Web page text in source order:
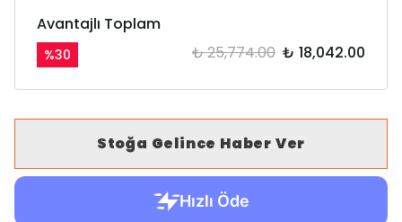
Avantajlı Toplam
%30 ₺ 25,774.00 ₺ 18,042.00
Stoğa Gelince Haber Ver